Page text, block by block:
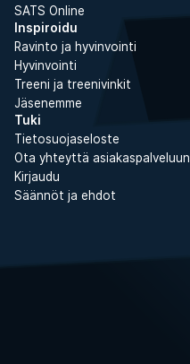
SATS Online
Inspiroidu
Ravinto ja hyvinvointi
Hyvinvointi
Treeni ja treenivinkit
Jäsenemme
Tuki
Tietosuojaseloste
Ota yhteyttä asiakaspalveluun
Kirjaudu
Säännöt ja ehdot